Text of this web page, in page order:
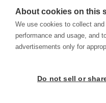
About cookies on this
We use cookies to collect
performance and usage, and
advertisements only for
Do not sell or